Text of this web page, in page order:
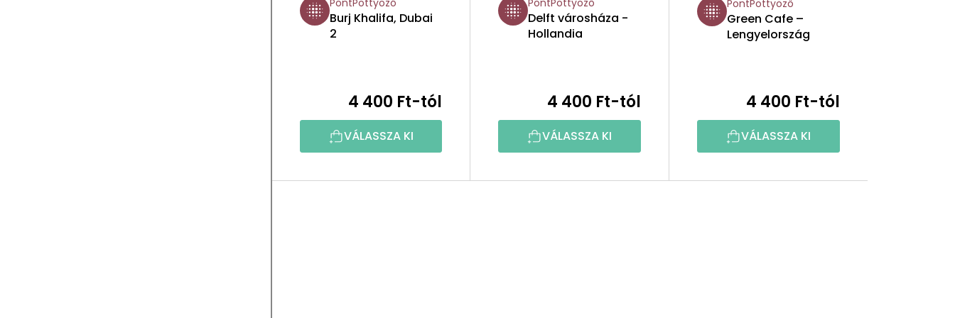
Burj Khalifa, Dubai
2
4 400 Ft-tól
VÁLASSZA KI
Delft városháza -
Hollandia
4 400 Ft-tól
VÁLASSZA KI
PontPöttyöző
Green Cafe –
Lengyelország
4 400 Ft-tól
VÁLASSZA KI